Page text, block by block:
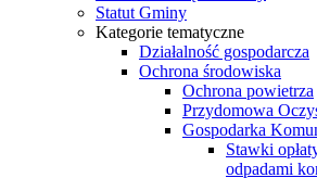
Statut Gminy
Kategorie tematyczne
Działalność gospodarcza
Ochrona środowiska
Ochrona powietrza
Przydomowa
Gospodarka
Stawki
odpadami